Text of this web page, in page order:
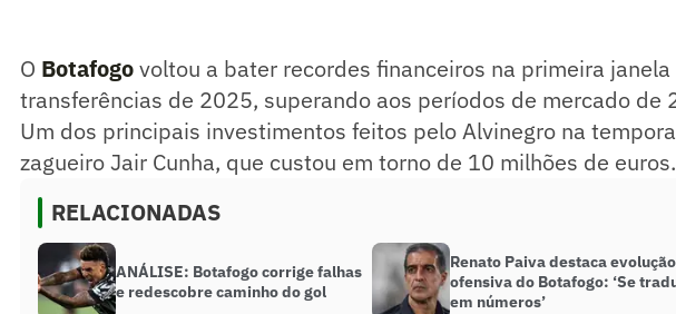
O Botafogovoltou a bater recordes financeiros na primeira janela
transferências de 2025, superando aos períodos de mercado de
Um dos principais investimentos feitos pelo Alvinegro na
zagueiro Jair Cunha, que custou em torno de 10 milhões de euros.
RELACIONADAS
ANÁLISE: Botafogo corrige falhas
e redescobre caminho do gol
Renato Paiva destaca evolução
ofensiva do Botafogo: ‘Se
em números’